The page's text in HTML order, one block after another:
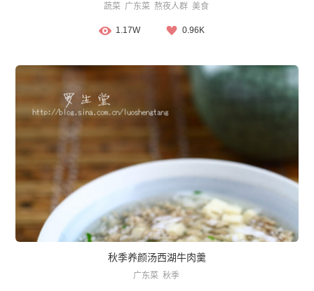
蔬菜 广东菜 熬夜人群 美食
1.17W 0.96K
秋季养颜汤西湖牛肉羹
广东菜 秋季